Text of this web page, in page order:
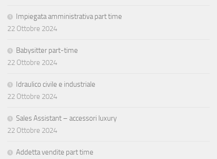
Impiegata amministrativa part time
22 Ottobre 2024
Babysitter part-time
22 Ottobre 2024
Idraulico civile e industriale
22 Ottobre 2024
Sales Assistant – accessori luxury
22 Ottobre 2024
Addetta vendite part time